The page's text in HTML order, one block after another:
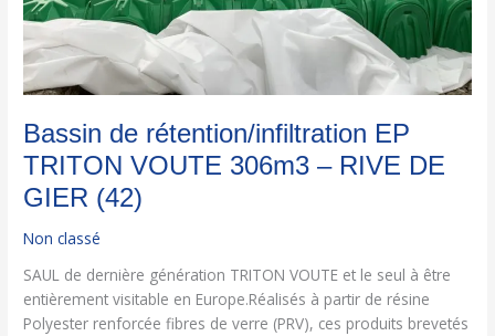
Bassin de rétention/infiltration EP
TRITON VOUTE 306m3 – RIVE DE
GIER (42)
Non classé
SAUL de dernière génération TRITON VOUTE et le seul à être
entièrement visitable en Europe.Réalisés à partir de résine
Polyester renforcée fibres de verre (PRV), ces produits brevetés
GIER
(42)